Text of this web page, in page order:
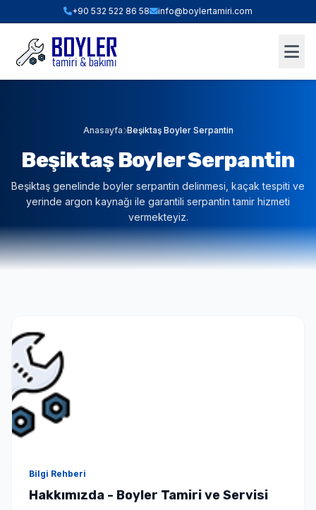
+90 532 522 86 58 info@boylertamiri.com
Anasayfa Beşiktaş Boyler Serpantin
Beşiktaş Boyler Serpantin
Beşiktaş genelinde boyler serpantin delinmesi, kaçak tespiti ve
yerinde argon kaynağı ile garantili serpantin tamir hizmeti
vermekteyiz.
Bilgi Rehberi
Hakkımızda - Boyler Tamiri ve Servisi
ANINDA FIYAT HESABI
Hızlı Teklif & Keşif Sihirbazı
2. BOYLER HACMI / TIPI
3. BULUNDUĞUNUZ İLÇE (İSTANBUL)